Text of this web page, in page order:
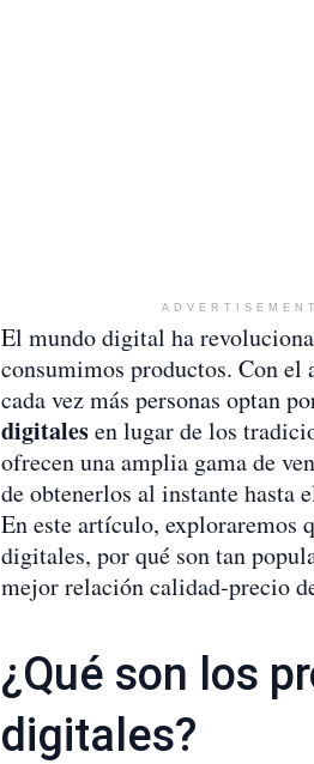
ADVERTISEMENT
El mundo digital ha
consumimos productos. Con el
cada vez más personas optan
digitalesen lugar de los
ofrecen una amplia gama de
de obtenerlos al instante hasta
En este artículo, exploraremos
digitales, por qué son tan
mejor relación calidad-precio
¿Qué son los
digitales?